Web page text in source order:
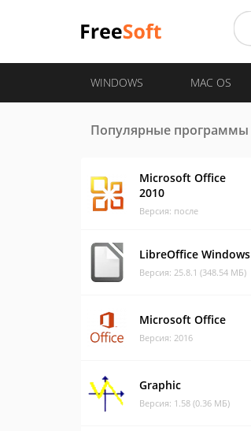
WINDOWS MAC OS
Популярные программы
Microsoft Office
2010
Версия: после
LibreOffice Windows
Версия: 25.8.1 (348.54 МБ)
Microsoft Office
Версия: 2016
Graphic
Версия: 1.58 (0.36 МБ)